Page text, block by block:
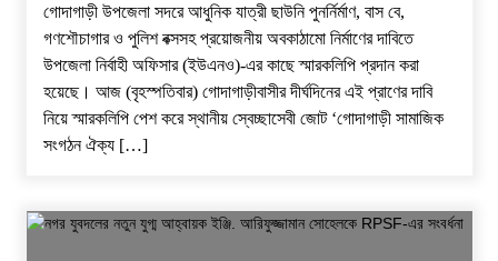
গোদাগাড়ী উপজেলা সদরে আধুনিক যাত্রী ছাউনি পুনর্নির্মাণ, বাস বে,
গণশৌচাগার ও পুলিশ বক্সসহ প্রয়োজনীয় অবকাঠামো নির্মাণের দাবিতে
উপজেলা নির্বাহী অফিসার (ইউএনও)-এর কাছে স্মারকলিপি প্রদান করা
হয়েছে। ​আজ (বৃহস্পতিবার) গোদাগাড়ীবাসীর দীর্ঘদিনের এই প্রাণের দাবি
নিয়ে স্মারকলিপি পেশ করে স্থানীয় স্বেচ্ছাসেবী জোট ‘গোদাগাড়ী সামাজিক
সংগঠন ঐক্য […]